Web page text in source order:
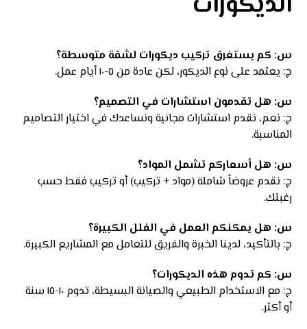
س: كم يستغرق تركيب ديكورات لشقة متوسطة؟
ج: يعتمد على نوع الديكور، لكن عادة من ٥-١٠ أيام عمل.
س: هل تقدمون استشارات في التصميم؟
ج: نعم، نقدم استشارات مجانية ونساعدك في اختيار التصاميم
المناسبة.
س: هل أسعاركم تشمل المواد؟
ج: نقدم عروضاً شاملة (مواد + تركيب) أو تركيب فقط حسب
رغبتك.
س: هل يمكنكم العمل في الفلل الكبيرة؟
ج: بالتأكيد، لدينا الخبرة والفريق للتعامل مع المشاريع الكبيرة.
س: كم تدوم هذه الديكورات؟
ج: مع الاستخدام الطبيعي والصيانة البسيطة، تدوم ١٠-١٥ سنة
أو أكثر.